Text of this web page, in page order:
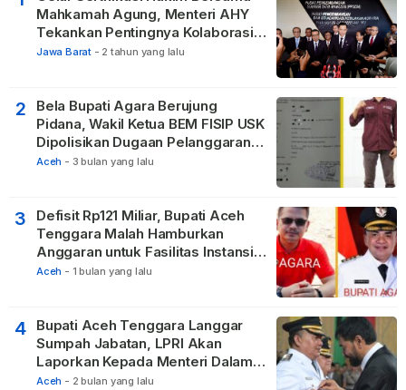
Mahkamah Agung, Menteri AHY
Tekankan Pentingnya Kolaborasi
untuk Hadirkan Keadilan bagi
Jawa Barat - 2 tahun yang lalu
2
Bela Bupati Agara Berujung
Pidana, Wakil Ketua BEM FISIP USK
Dipolisikan Dugaan Pelanggaran
Privasi dan UU ITE
Aceh - 3 bulan yang lalu
3
Defisit Rp121 Miliar, Bupati Aceh
Tenggara Malah Hamburkan
Anggaran untuk Fasilitas Instansi
Vertikal
Aceh - 1 bulan yang lalu
4
Bupati Aceh Tenggara Langgar
Sumpah Jabatan, LPRI Akan
Laporkan Kepada Menteri Dalam
Negeri
Aceh - 2 bulan yang lalu